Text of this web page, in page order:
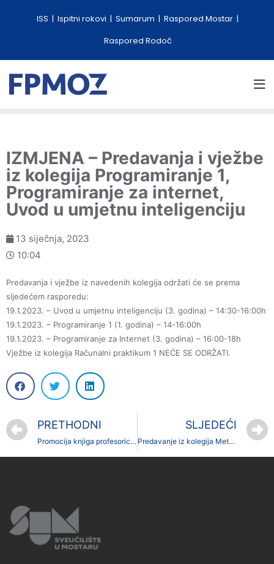
ISS Ispitni rokovi Sumarum
Raspored Mostar
Raspored Rodoč
IZMJENA – Predavanja i vježbe
iz kolegija Programiranje 1,
Programiranje za internet,
Uvod u umjetnu inteligenciju
13 siječnja, 2023
10:04
Predavanja i vježbe iz navedenih kolegija održati će se prema
sljedećem rasporedu:
19.1.2023. – Uvod u umjetnu inteligenciju (3. godina) – 14:30-16:00h
19.1.2023. – Programiranje 1 (1. godina) – 14-16:00h
19.1.2023. – Programiranje za Internet (3. godina) – 16:00-18h
Vježbe iz kolegija Računalni praktikum 1 NEĆE SE ODRŽATI.
PRETHODNI
Promocija knjiga profesorice dr.sc. Ljiljanke Kvesić
SLJEDEĆI
Predavanje iz kolegija Metodika nastavnog rada